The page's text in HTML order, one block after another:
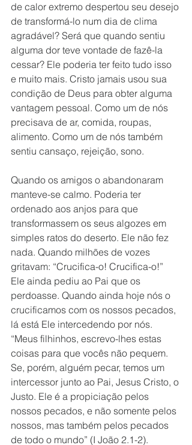
de calor extremo despertou seu desejo
de transformá-lo num dia de clima
agradável? Será que quando sentiu
alguma dor teve vontade de fazê-la
cessar? Ele poderia ter feito tudo isso
e muito mais. Cristo jamais usou sua
condição de Deus para obter alguma
vantagem pessoal. Como um de nós
precisava de ar, comida, roupas,
alimento. Como um de nós também
sentiu cansaço, rejeição, sono.
Quando os amigos o abandonaram
manteve-se calmo. Poderia ter
ordenado aos anjos para que
transformassem os seus algozes em
simples ratos do deserto. Ele não fez
nada. Quando milhões de vozes
gritavam: “Crucifica-o! Crucifica-o!”
Ele ainda pediu ao Pai que os
perdoasse. Quando ainda hoje nós o
crucificamos com os nossos pecados,
lá está Ele intercedendo por nós.
“Meus filhinhos, escrevo-lhes estas
coisas para que vocês não pequem.
Se, porém, alguém pecar, temos um
intercessor junto ao Pai, Jesus Cristo, o
Justo. Ele é a propiciação pelos
nossos pecados, e não somente pelos
nossos, mas também pelos pecados
de todo o mundo” (I João 2.1-2).